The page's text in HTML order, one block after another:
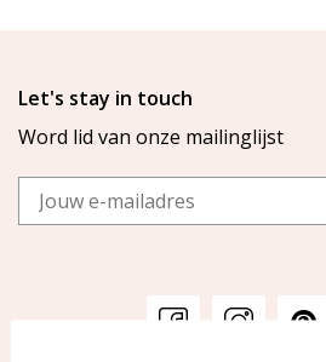
Let's stay in touch
Word lid van onze mailinglijst
Email